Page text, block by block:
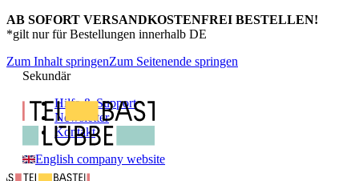
AB SOFORT VERSANDKOSTENFREI BESTELLEN!
*gilt nur für Bestellungen innerhalb DE
Zum Inhalt springenZum Seitenende springen
Sekundär
Hilfe & Support
Newsletter
Kontakt
English company website